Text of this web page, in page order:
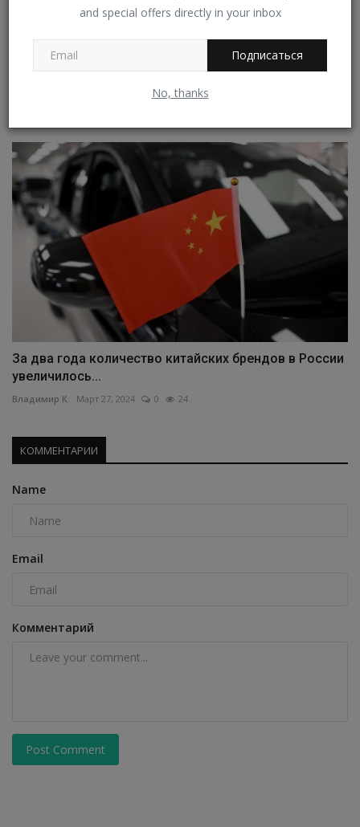
and special offers directly in your inbox
Подписаться
No, thanks
Тюнинг-ателье Irmscher подготовило
лимитированную серию...
За два года количество китайских брендов в России
увеличилось...
Владимир К. Март 27, 2024 0 24
КОММЕНТАРИИ
Name
Email
Комментарий
Post Comment